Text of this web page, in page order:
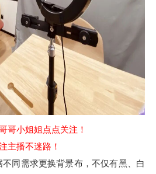
哥小姐姐 点点关注！
主播不迷路！
同需求更换背景布，不仅有黑、白